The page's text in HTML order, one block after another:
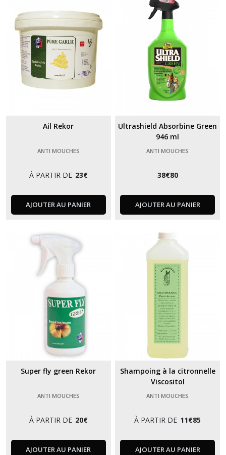
Ail Rekor
ANTI MOUCHES
À PARTIR DE 23€
AJOUTER AU PANIER
Ultrashield Absorbine Green
946 ml
ANTI MOUCHES
38€80
AJOUTER AU PANIER
Super fly green Rekor
ANTI MOUCHES
À PARTIR DE 20€
AJOUTER AU PANIER
Shampoing à la citronnelle
Viscositol
ANTI MOUCHES
À PARTIR DE 11€85
AJOUTER AU PANIER
Digestion
(2)
Performance
(1)
Soins
(4)
Vitalité
(1)